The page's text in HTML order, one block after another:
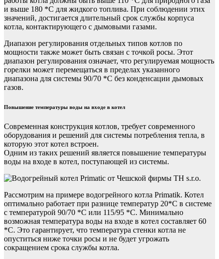
и выше 180 *С для жидкого топлива. При соблюдении этих
значений, достигается длительный срок службы корпуса
котла, контактирующего с дымовыми газами.
Диапазон регулирования отдельных типов котлов по
мощности также может быть связан с точкой росы. Этот
диапазон регулирования означает, что регулируемая мощность
горелки может перемещаться в пределах указанного
диапазона для системы 90/70 *С без конденсации дымовых
газов.
Повышение температуры воды на входе в котел
Современная конструкция котлов, требует современного
оборудования и решений для системы потребления тепла, в
которую этот котел встроен.
Одним из таких решений является повышение температуры
воды на входе в котел, поступающей из системы.
Рассмотрим на примере водогрейного котла Primatik. Котел
оптимально работает при разнице температур 20*С в системе
с температурой 90/70 *С или 115/95 *С. Минимально
возможная температура воды на входе в котел составляет 60
*С. Это гарантирует, что температура стенки котла не
опуститься ниже точки росы и не будет угрожать
сокращением срока службы котла.